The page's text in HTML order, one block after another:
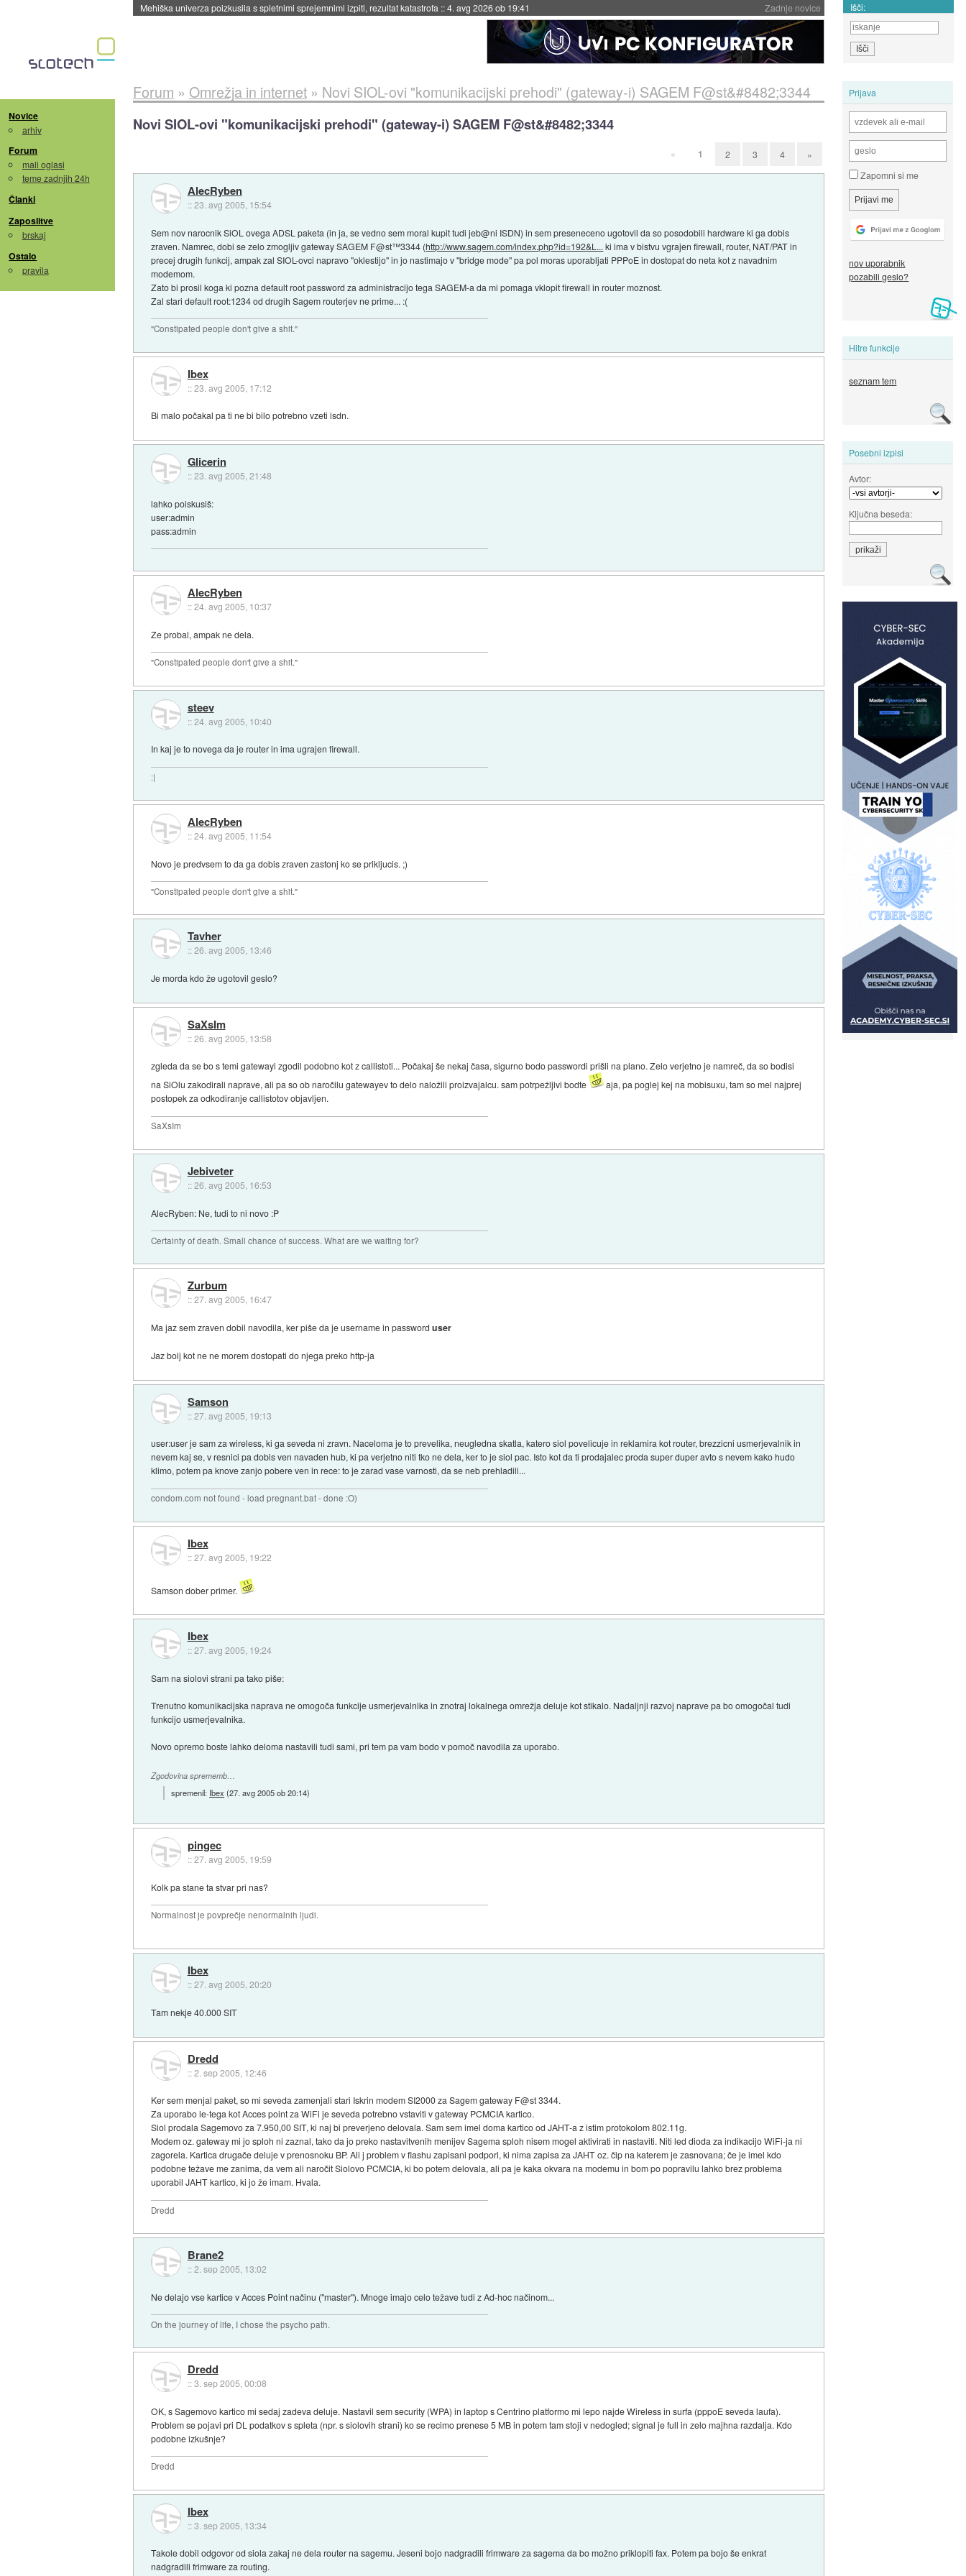
Zadnje novice
Evropska vesoljska agencija razvija svojo raketo za večkratno uporabo::4. avg 2026 ob 19:41 Išči:
Novice
arhiv
Forum
mali oglasi
teme zadnjih 24h
Članki
Zaposlitve
brskaj
Ostalo
pravila
Prijava
Zapomni si me
nov uporabnik
pozabili geslo?
Hitre funkcije
seznam tem
Posebni izpisi
Avtor:
Ključna beseda:
Forum » Omrežja in internet» Novi SIOL-ovi "komunikacijski prehodi" (gateway-i) SAGEM F@st&#8482;3344
Novi SIOL-ovi "komunikacijski prehodi" (gateway-i) SAGEM F@st&#8482;3344
« 1 2 3 4 »
AlecRyben
::23. avg 2005, 15:54
Sem nov narocnik SiOL ovega ADSL paketa (in ja, se vedno sem moral kupit tudi jeb@ni ISDN) in sem preseneceno ugotovil da so posodobili hardware ki ga dobis
zraven. Namrec, dobi se zelo zmogljiv gateway SAGEM F@st™3344 (http://www.sagem.com/index.php?id=192&L... ki ima v bistvu vgrajen firewall, router, NAT/PAT in
precej drugih funkcij, ampak zal SIOL-ovci napravo "oklestijo" in jo nastimajo v "bridge mode" pa pol moras uporabljati PPPoE in dostopat do neta kot z navadnim
modemom.
Zato bi prosil koga ki pozna default root password za administracijo tega SAGEM-a da mi pomaga vklopit firewall in router moznost.
Zal stari default root:1234 od drugih Sagem routerjev ne prime... :(
"Constipated people don't give a shit."
Ibex
::23. avg 2005, 17:12
Bi malo počakal pa ti ne bi bilo potrebno vzeti isdn.
Glicerin
::23. avg 2005, 21:48
lahko poiskusiš:
user:admin
pass:admin
AlecRyben
::24. avg 2005, 10:37
Ze probal, ampak ne dela.
"Constipated people don't give a shit."
steev
::24. avg 2005, 10:40
In kaj je to novega da je router in ima ugrajen firewall.
:|
AlecRyben
::24. avg 2005, 11:54
Novo je predvsem to da ga dobis zraven zastonj ko se prikljucis. ;)
"Constipated people don't give a shit."
Tavher
::26. avg 2005, 13:46
Je morda kdo že ugotovil geslo?
SaXsIm
::26. avg 2005, 13:58
zgleda da se bo s temi gatewayi zgodil podobno kot z callistoti... Počakaj še nekaj časa, sigurno bodo passwordi prišli na plano. Zelo verjetno je namreč, da so bodisi
na SiOlu zakodirali naprave, ali pa so ob naročilu gatewayev to delo naložili proizvajalcu. sam potrpežljivi bodte
aja, pa poglej kej na mobisuxu, tam so mel najprej
postopek za odkodiranje callistotov objavljen.
SaXsIm
Jebiveter
::26. avg 2005, 16:53
AlecRyben: Ne, tudi to ni novo :P
Certainty of death. Small chance of success. What are we waiting for?
Zurbum
::27. avg 2005, 16:47
Ma jaz sem zraven dobil navodila, ker piše da je username in passworduser
Jaz bolj kot ne ne morem dostopati do njega preko http-ja
Samson
::27. avg 2005, 19:13
user:user je sam za wireless, ki ga seveda ni zravn. Naceloma je to prevelika, neugledna skatla, katero siol povelicuje in reklamira kot router, brezzicni usmerjevalnik in
nevem kaj se, v resnici pa dobis ven navaden hub, ki pa verjetno niti tko ne dela, ker to je siol pac. Isto kot da ti prodajalec proda super duper avto s nevem kako hudo
klimo, potem pa knove zanjo pobere ven in rece: to je zarad vase varnosti, da se neb prehladili...
condom.com not found - load pregnant.bat - done :O)
Ibex
::27. avg 2005, 19:22
Samson dober primer.
Ibex
::27. avg 2005, 19:24
Sam na siolovi strani pa tako piše:
Trenutno komunikacijska naprava ne omogoča funkcije usmerjevalnika in znotraj lokalnega omrežja deluje kot stikalo. Nadaljnji razvoj naprave pa bo omogočal tudi
funkcijo usmerjevalnika.
Novo opremo boste lahko deloma nastavili tudi sami, pri tem pa vam bodo v pomoč navodila za uporabo.
Zgodovina sprememb…
spremenil: Ibex (27. avg 2005 ob 20:14)
pingec
::27. avg 2005, 19:59
Kolk pa stane ta stvar pri nas?
Normalnost je povprečje nenormalnih ljudi.
Ibex
::27. avg 2005, 20:20
Tam nekje 40.000 SIT
Dredd
::2. sep 2005, 12:46
Ker sem menjal paket, so mi seveda zamenjali stari Iskrin modem SI2000 za Sagem gateway F@st 3344.
Za uporabo le-tega kot Acces point za WiFi je seveda potrebno vstaviti v gateway PCMCIA kartico.
Siol prodala Sagemovo za 7.950,00 SIT, ki naj bi preverjeno delovala. Sam sem imel doma kartico od JAHT-a z istim protokolom 802.11g.
Modem oz. gateway mi jo sploh ni zaznal, tako da jo preko nastavitvenih menijev Sagema sploh nisem mogel aktivirati in nastaviti. Niti led dioda za indikacijo WiFi-ja ni
zagorela. Kartica drugače deluje v prenosnoku BP. Ali j problem v flashu zapisani podpori, ki nima zapisa za JAHT oz. čip na katerem je zasnovana; če je imel kdo
podobne težave me zanima, da vem ali naročit Siolovo PCMCIA, ki bo potem delovala, ali pa je kaka okvara na modemu in bom po popravilu lahko brez problema
uporabil JAHT kartico, ki jo že imam. Hvala.
Dredd
Brane2
::2. sep 2005, 13:02
Ne delajo vse kartice v Acces Point načinu ("master"). Mnoge imajo celo težave tudi z Ad-hoc načinom...
On the journey of life, I chose the psycho path.
Dredd
::3. sep 2005, 00:08
OK, s Sagemovo kartico mi sedaj zadeva deluje. Nastavil sem security (WPA) in laptop s Centrino platformo mi lepo najde Wireless in surfa (pppoE seveda laufa).
Problem se pojavi pri DL podatkov s spleta (npr. s siolovih strani) ko se recimo prenese 5 MB in potem tam stoji v nedogled; signal je full in zelo majhna razdalja. Kdo
podobne izkušnje?
Dredd
Ibex
::3. sep 2005, 13:34
Takole dobil odgovor od siola zakaj ne dela router na sagemu. Jeseni bojo nadgradili frimware za sagema da bo možno priklopiti fax. Potem pa bojo še enkrat
nadgradili frimware za routing.